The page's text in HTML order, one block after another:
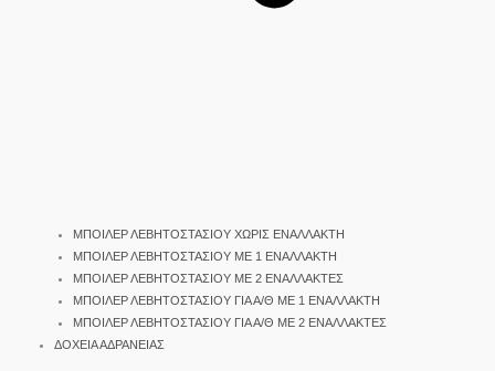
ΜΠΟΙΛΕΡ ΛΕΒΗΤΟΣΤΑΣΙΟΥ ΧΩΡΙΣ ΕΝΑΛΛΑΚΤΗ
ΜΠΟΙΛΕΡ ΛΕΒΗΤΟΣΤΑΣΙΟΥ ΜΕ 1 ΕΝΑΛΛΑΚΤΗ
ΜΠΟΙΛΕΡ ΛΕΒΗΤΟΣΤΑΣΙΟΥ ΜΕ 2 ΕΝΑΛΛΑΚΤΕΣ
ΜΠΟΙΛΕΡ ΛΕΒΗΤΟΣΤΑΣΙΟΥ ΓΙΑ Α/Θ ΜΕ 1 ΕΝΑΛΛΑΚΤΗ
ΜΠΟΙΛΕΡ ΛΕΒΗΤΟΣΤΑΣΙΟΥ ΓΙΑ Α/Θ ΜΕ 2 ΕΝΑΛΛΑΚΤΕΣ
ΔΟΧΕΙΑ ΑΔΡΑΝΕΙΑΣ